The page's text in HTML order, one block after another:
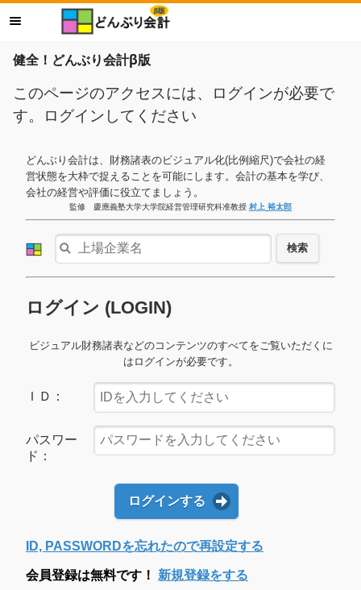
健全！どんぶり会計β版
このページのアクセスには、ログインが必要で
す。ログインしてください
どんぶり会計は、財務諸表のビジュアル化(比例縮尺)で会社の経
営状態を大枠で捉えることを可能にします。会計の基本を学び、
会社の経営や評価に役立てましょう。
監修 慶應義塾大学大学院経営管理研究科准教授 村上 裕太郎
検索
ログイン (LOGIN)
ビジュアル財務諸表などのコンテンツのすべてをご覧いただくに
はログインが必要です。
ＩＤ：
パスワー
ド：
ログインする
ID, PASSWORDを忘れたので再設定する
会員登録は無料です！ 新規登録をする